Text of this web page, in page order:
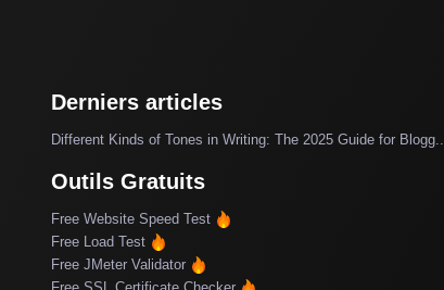
Derniers articles
Different Kinds of Tones in Writing: The 2025 Guide for Blogg..
Outils Gratuits
Free Website Speed Test
Free Load Test
Free JMeter Validator